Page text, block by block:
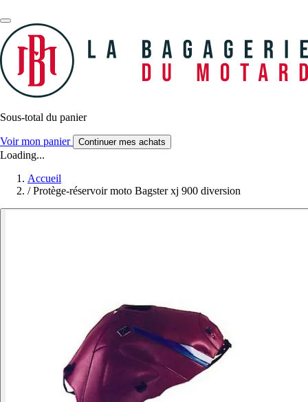
Sous-total du panier
Voir mon panier Continuer mes achats
Loading...
Accueil
/ Protège-réservoir moto Bagster xj 900 diversion